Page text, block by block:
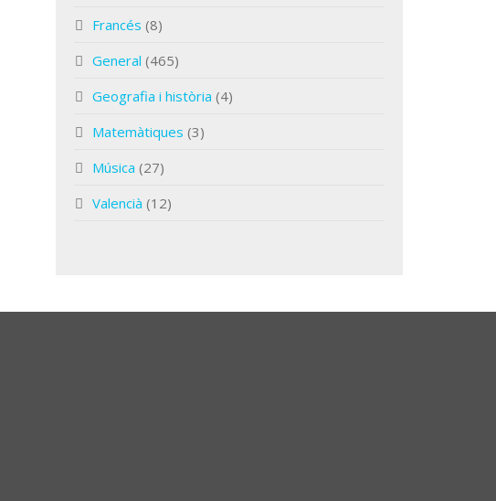
Francés (8)
General (465)
Geografia i història (4)
Matemàtiques (3)
Música (27)
Valencià (12)